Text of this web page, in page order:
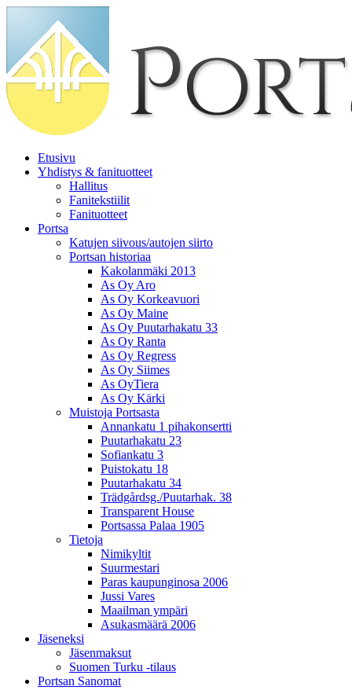
Etusivu
Yhdistys & fanituotteet
Hallitus
Fanitekstiilit
Fanituotteet
Portsa
Katujen siivous/autojen siirto
Portsan historiaa
Kakolanmäki 2013
As Oy Aro
As Oy Korkeavuori
As Oy Maine
As Oy Puutarhakatu 33
As Oy Ranta
As Oy Regress
As Oy Siimes
As OyTiera
As Oy Kärki
Muistoja Portsasta
Annankatu 1 pihakonsertti
Puutarhakatu 23
Sofiankatu 3
Puistokatu 18
Puutarhakatu 34
Trädgårdsg./Puutarhak. 38
Transparent House
Portsassa Palaa 1905
Tietoja
Nimikyltit
Suurmestari
Paras kaupunginosa 2006
Jussi Vares
Maailman ympäri
Asukasmäärä 2006
Jäseneksi
Jäsenmaksut
Suomen Turku -tilaus
Portsan Sanomat